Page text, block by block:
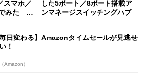
スマホ／
みた ゲ
した5ポート／8ポート搭載ア
ンマネージスイッチングハブ
毎日変わる】Amazonタイムセールが見逃せ
！
Amazon）